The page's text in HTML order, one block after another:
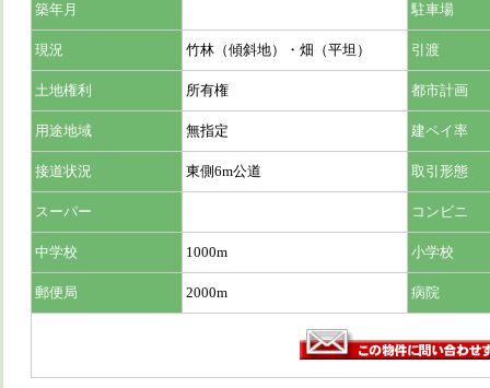
築年月 駐車場
現況 竹林（傾斜地）・畑（平坦） 引渡
土地権利 所有権 都市計画
用途地域 無指定 建ペイ率
接道状況 東側6m公道 取引形態
スーパー コンビニ
中学校 1000m 小学校
郵便局 2000m 病院